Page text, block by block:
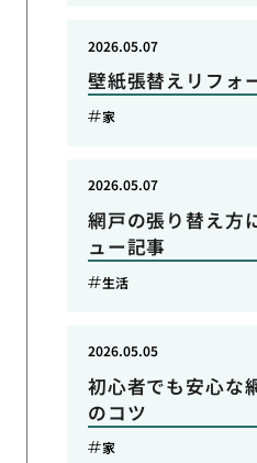
壁紙張替えリフォ
2026.05.07
家
網戸の張り替え方
ュー記事
2026.05.07
生活
初心者でも安心な
のコツ
2026.05.05
家